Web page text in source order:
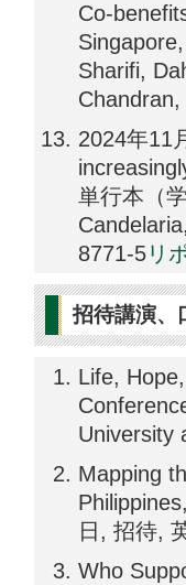
Co-
Sharifi,
2024年11
単行本（
8771-5リ
招待講演、
Life,
University
Mapping
日, 招待,
Who